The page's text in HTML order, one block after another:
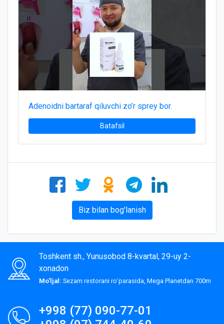
Adenoidni bartaraf qiluvchi zo’r sprey bor.
Batafsil
Biz bilan bog'lanish
Toshkent sh., Yunusobod 8-kvartal, 29-uy 2-
xonadon
Mo'ljal: Sezam restorani roʻparasida, Mega Planetdan 700m
+998 (77) 090-77-01